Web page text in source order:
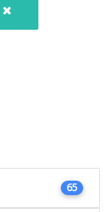
65